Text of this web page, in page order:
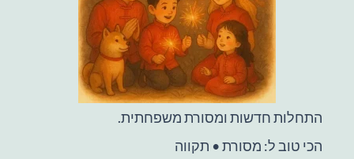
התחלות חדשות ומסורת משפחתית.
הכי טוב ל: מסורת • תקווה